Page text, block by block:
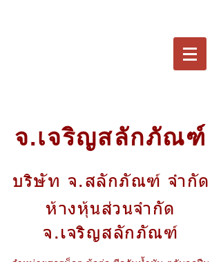
จ.เจริญสลักภัณฑ์
บริษัท จ.สลักภัณฑ์ จำกัด
ห้างหุ้นส่วนจำกัด
จ.เจริญสลักภัณฑ์